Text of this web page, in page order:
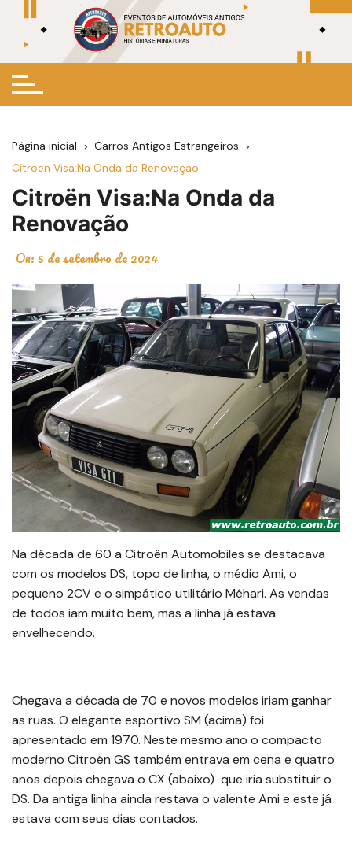
conteúdo
Página inicial
Carros Antigos Estrangeiros
Citroën Visa:Na Onda da Renovação
Citroën Visa:Na Onda da
Renovação
On:5 de setembro de 2024
Na década de 60 a Citroën Automobiles se destacava
com os modelos DS, topo de linha, o médio Ami, o
pequeno 2CV e o simpático utilitário Méhari. As vendas
de todos iam muito bem, mas a linha já estava
envelhecendo.
Chegava a década de 70 e novos modelos iriam ganhar
as ruas. O elegante esportivo SM (acima) foi
apresentado em 1970. Neste mesmo ano o compacto
moderno Citroën GS também entrava em cena e quatro
anos depois chegava o CX (abaixo) que iria substituir o
DS. Da antiga linha ainda restava o valente Ami e este já
estava com seus dias contados.